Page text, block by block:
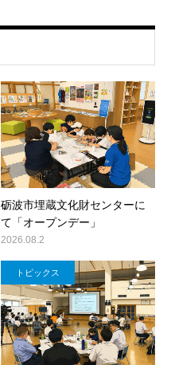
砺波市埋蔵文化財センターに
て「オープンデー」
2026.08.2
トピックス